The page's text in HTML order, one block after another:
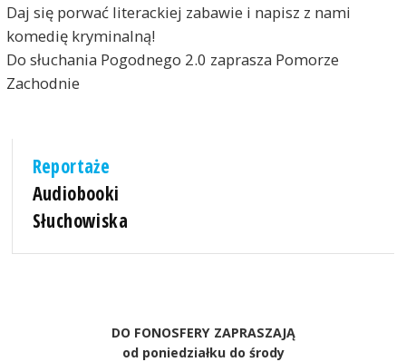
Daj się porwać literackiej zabawie i napisz z nami
komedię kryminalną!
Do słuchania Pogodnego 2.0 zaprasza Pomorze
Zachodnie
Reportaże
Audiobooki
Słuchowiska
DO FONOSFERY ZAPRASZAJĄ
od poniedziałku do środy